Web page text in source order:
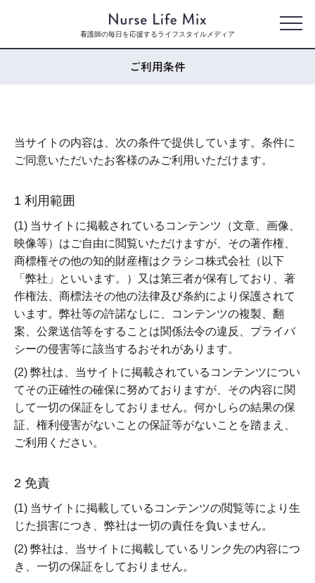
看護師の毎日を応援するライフスタイルメディア
ご利用条件
当サイトの内容は、次の条件で提供しています。条件に
ご同意いただいたお客様のみご利用いただけます。
1 利用範囲
(1) 当サイトに掲載されているコンテンツ（文章、画像、
映像等）はご自由に閲覧いただけますが、その著作権、
商標権その他の知的財産権はクラシコ株式会社（以下
「弊社」といいます。）又は第三者が保有しており、著
作権法、商標法その他の法律及び条約により保護されて
います。弊社等の許諾なしに、コンテンツの複製、翻
案、公衆送信等をすることは関係法令の違反、プライバ
シーの侵害等に該当するおそれがあります。
(2) 弊社は、当サイトに掲載されているコンテンツについ
てその正確性の確保に努めておりますが、その内容に関
して一切の保証をしておりません。何かしらの結果の保
証、権利侵害がないことの保証等がないことを踏まえ、
ご利用ください。
2 免責
(1) 当サイトに掲載しているコンテンツの閲覧等により生
じた損害につき、弊社は一切の責任を負いません。
(2) 弊社は、当サイトに掲載しているリンク先の内容につ
き、一切の保証をしておりません。